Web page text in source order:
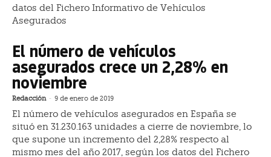
datos del Fichero Informativo de Vehículos
Asegurados
El número de vehículos
asegurados crece un 2,28% en
noviembre
Redacción - 9 de enero de 2019
El número de vehículos asegurados en España se
situó en 31.230.163 unidades a cierre de noviembre, lo
que supone un incremento del 2,28% respecto al
mismo mes del año 2017, según los datos del Fichero